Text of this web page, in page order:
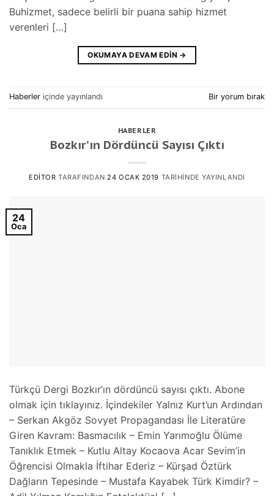
Buhizmet, sadece belirli bir puana sahip hizmet
verenleri […]
OKUMAYA DEVAM EDIN →
Haberler içinde yayınlandı Bir yorum bırak
HABERLER
Bozkır’ın Dördüncü Sayısı Çıktı
EDITOR TARAFINDAN 24 OCAK 2019 TARIHINDE YAYINLANDI
24
Oca
Türkçü Dergi Bozkır’ın dördüncü sayısı çıktı. Abone
olmak için tıklayınız. İçindekiler Yalnız Kurt’un Ardından
– Serkan Akgöz Sovyet Propagandası İle Literatüre
Giren Kavram: Basmacılık – Emin Yarımoğlu Ölüme
Tanıklık Etmek – Kutlu Altay Kocaova Acar Sevim’in
Öğrencisi Olmakla İftihar Ederiz – Kürşad Öztürk
Dağların Tepesinde – Mustafa Kayabek Türk Kimdir? –